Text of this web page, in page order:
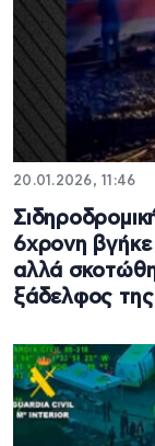
20.01.2026, 11:46
6χρονη
αλλά
ξάδελφος της